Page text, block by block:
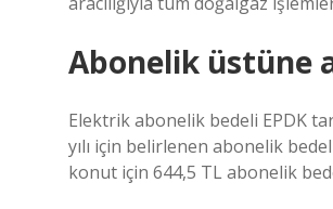
Abonelik üstüne
Elektrik abonelik bedeli EPDK
yılı için belirlenen abonelik
konut için 644,5 TL abonelik